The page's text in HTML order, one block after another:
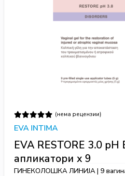
(нема рецензии)
EVA INTIMA
EVA RESTORE 3.0
апликатори x 9
ГИНЕКОЛОШКА ЛИНИЈА | 9